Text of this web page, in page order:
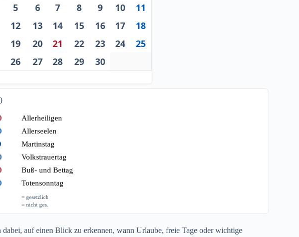
5 6 7 8 9 10
11
12 13 14 15 16 17
18
19 20 21 22 23 24
25
26 27 28 29 30
Allerheiligen
Allerseelen
Martinstag
Volkstrauertag
Buß- und Bettag
Totensonntag
= gesetzlich
= nicht ges.
auf einen Blick zu erkennen, wann Urlaube, freie Tage oder wichtige